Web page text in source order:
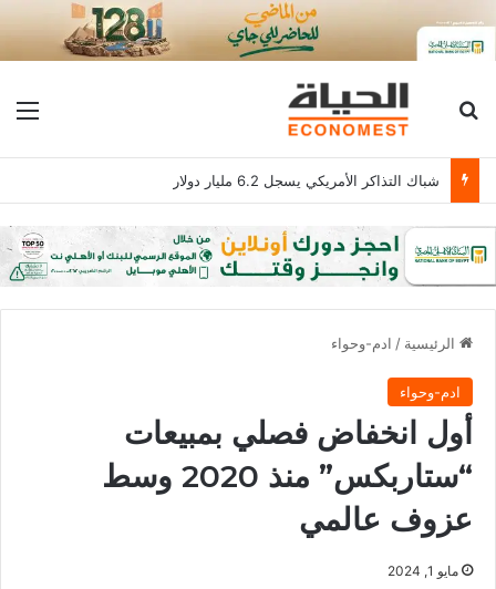
بحث عن
شباك التذاكر الأمريكي يسجل 6.2 مليار دولار
الرئيسية / ادم-وحواء
ادم-وحواء
أول انخفاض فصلي بمبيعات
“ستاربكس” منذ 2020 وسط
عزوف عالمي
مايو 1, 2024